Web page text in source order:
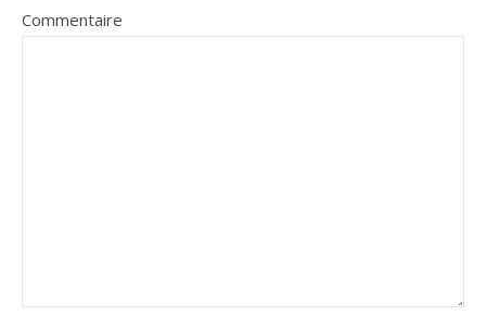
Commentaire